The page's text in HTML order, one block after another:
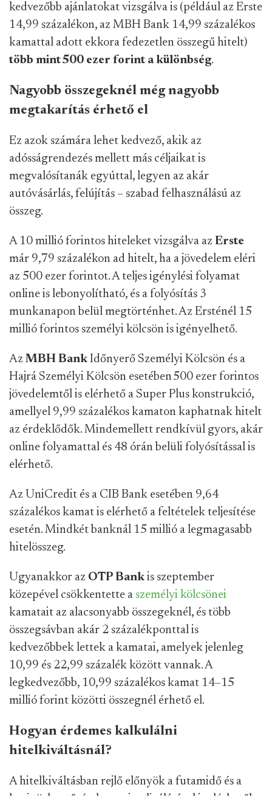
kedvezőbb ajánlatokat vizsgálva is (például az Erste
14,99 százalékon, az MBH Bank 14,99 százalékos
kamattal adott ekkora fedezetlen összegű hitelt)
több mint 500 ezer forint a különbség.
Nagyobb összegeknél még nagyobb
megtakarítás érhető el
Ez azok számára lehet kedvező, akik az
adósságrendezés mellett más céljaikat is
megvalósítanák egyúttal, legyen az akár
autóvásárlás, felújítás – szabad felhasználású az
összeg.
A 10 millió forintos hiteleket vizsgálva az Erste
már 9,79 százalékon ad hitelt, ha a jövedelem eléri
az 500 ezer forintot. A teljes igénylési folyamat
online is lebonyolítható, és a folyósítás 3
munkanapon belül megtörténhet. Az Ersténél 15
millió forintos személyi kölcsön is igényelhető.
Az MBH Bank Időnyerő Személyi Kölcsön és a
Hajrá Személyi Kölcsön esetében 500 ezer forintos
jövedelemtől is elérhető a Super Plus konstrukció,
amellyel 9,99 százalékos kamaton kaphatnak hitelt
az érdeklődők. Mindemellett rendkívül gyors, akár
online folyamattal és 48 órán belüli folyósítással is
elérhető.
Az UniCredit és a CIB Bank esetében 9,64
százalékos kamat is elérhető a feltételek teljesítése
esetén. Mindkét banknál 15 millió a legmagasabb
hitelösszeg.
Ugyanakkor az OTP Bank is szeptember
közepével csökkentette a személyi kölcsönei
kamatait az alacsonyabb összegeknél, és több
összegsávban akár 2 százalékponttal is
kedvezőbbek lettek a kamatai, amelyek jelenleg
10,99 és 22,99 százalék között vannak. A
legkedvezőbb, 10,99 százalékos kamat 14–15
millió forint közötti összegnél érhető el.
Hogyan érdemes kalkulálni
hitelkiváltásnál?
A hitelkiváltásban rejlő előnyök a futamidő és a